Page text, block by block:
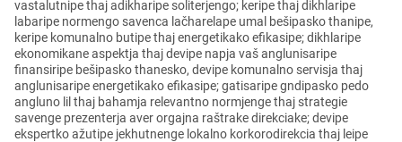
vastalutnipe thaj adikharipe soliterjengo; keripe thaj dikhlaripe
labaripe normengo savenca lačharelape umal bešipasko thanipe,
keripe komunalno butipe thaj energetikako efikasipe; dikhlaripe
ekonomikane aspektja thaj devipe napja vaš anglunisaripe
finansiripe bešipasko thanesko, devipe komunalno servisja thaj
anglunisaripe energetikako efikasipe; gatisaripe gndipasko pedo
angluno lil thaj bahamja relevantno normjenge thaj strategie
savenge prezenterja aver orgajna raštrake direkciake; devipe
ekspertko ažutipe jekhutnenge lokalno korkorodirekcia thaj leipe